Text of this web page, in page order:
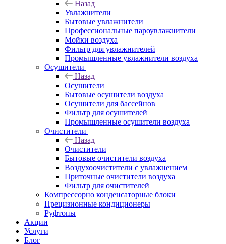
Назад
Увлажнители
Бытовые увлажнители
Профессиональные пароувлажнители
Мойки воздуха
Фильтр для увлажнителей
Промышленные увлажнители воздуха
Осушители
Назад
Осушители
Бытовые осушители воздуха
Осушители для бассейнов
Фильтр для осушителей
Промышленные осушители воздуха
Очистители
Назад
Очистители
Бытовые очистители воздуха
Воздухоочистители с увлажнением
Приточные очистители воздуха
Фильтр для очистителей
Компрессорно конденсаторные блоки
Прецизионные кондиционеры
Руфтопы
Акции
Услуги
Блог